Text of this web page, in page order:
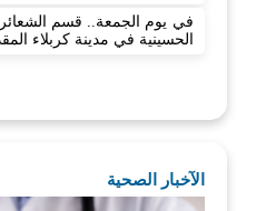
في يوم الجمعة.. قسم
الحسينية في مدينة كربلاء
الآخبار الصحية